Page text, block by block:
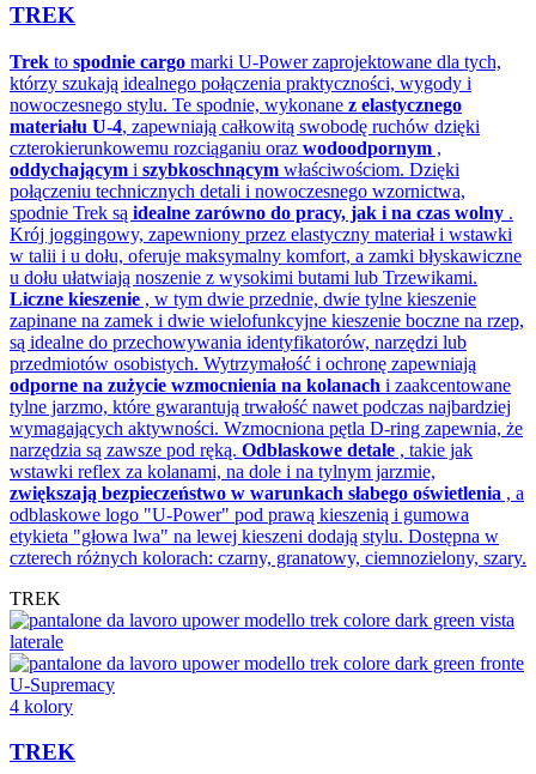
TREK
Trek to spodnie cargo marki U-Power zaprojektowane dla tych,
którzy szukają idealnego połączenia praktyczności, wygody i
nowoczesnego stylu. Te spodnie, wykonane z elastycznego
materiału U-4, zapewniają całkowitą swobodę ruchów dzięki
czterokierunkowemu rozciąganiu oraz wodoodpornym ,
oddychającym i szybkoschnącym właściwościom. Dzięki
połączeniu technicznych detali i nowoczesnego wzornictwa,
spodnie Trek są idealne zarówno do pracy, jak i na czas wolny .
Krój joggingowy, zapewniony przez elastyczny materiał i wstawki
w talii i u dołu, oferuje maksymalny komfort, a zamki błyskawiczne
u dołu ułatwiają noszenie z wysokimi butami lub Trzewikami.
Liczne kieszenie , w tym dwie przednie, dwie tylne kieszenie
zapinane na zamek i dwie wielofunkcyjne kieszenie boczne na rzep,
są idealne do przechowywania identyfikatorów, narzędzi lub
przedmiotów osobistych. Wytrzymałość i ochronę zapewniają
odporne na zużycie wzmocnienia na kolanach i zaakcentowane
tylne jarzmo, które gwarantują trwałość nawet podczas najbardziej
wymagających aktywności. Wzmocniona pętla D-ring zapewnia, że
narzędzia są zawsze pod ręką. Odblaskowe detale , takie jak
wstawki reflex za kolanami, na dole i na tylnym jarzmie,
zwiększają bezpieczeństwo w warunkach słabego oświetlenia , a
odblaskowe logo "U-Power" pod prawą kieszenią i gumowa
etykieta "głowa lwa" na lewej kieszeni dodają stylu. Dostępna w
czterech różnych kolorach: czarny, granatowy, ciemnozielony, szary.
TREK
U-Supremacy
4 kolory
TREK